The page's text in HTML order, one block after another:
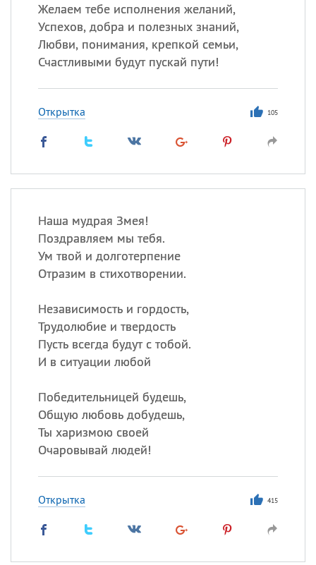
Желаем тебе исполнения желаний,
Успехов, добра и полезных знаний,
Любви, понимания, крепкой семьи,
Счастливыми будут пускай пути!
Открытка 105
Наша мудрая Змея!
Поздравляем мы тебя.
Ум твой и долготерпение
Отразим в стихотворении.
Независимость и гордость,
Трудолюбие и твердость
Пусть всегда будут с тобой.
И в ситуации любой
Победительницей будешь,
Общую любовь добудешь,
Ты харизмою своей
Очаровывай людей!
Открытка 415